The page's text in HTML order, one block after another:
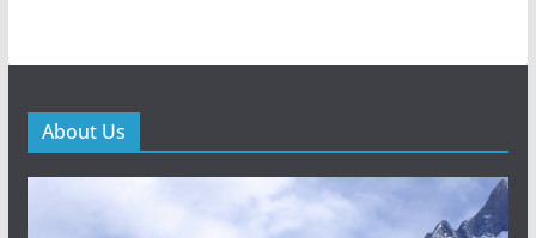
About Us